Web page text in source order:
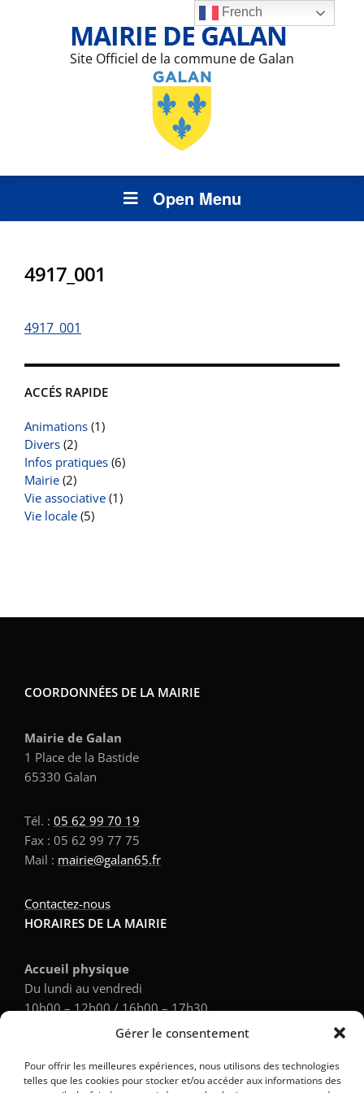
Gérer le consentement
Pour offrir les meilleures expériences, nous utilisons des technologies
telles que les cookies pour stocker et/ou accéder aux informations des
MAIRIE DE GALAN
Site Officiel de la commune de Galan
Open Menu
ACCÉS RAPIDE
Animations (1)
Divers (2)
Infos pratiques (6)
Mairie (2)
Vie associative (1)
Vie locale (5)
4917_001
4917_001
COORDONNÉES DE LA MAIRIE
Mairie de Galan
1 Place de la Bastide
65330 Galan
Tél. : 05 62 99 70 19
Fax : 05 62 99 77 75
Mail : mairie@galan65.fr
Contactez-nous
HORAIRES DE LA MAIRIE
Accueil physique
Du lundi au vendredi
10h00 – 12h00 / 16h00 – 17h30
Du lundi au vendredi
French